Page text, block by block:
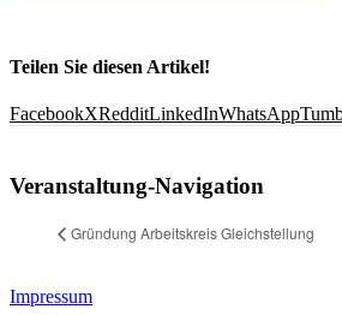
Teilen Sie diesen Artikel!
FacebookXRedditLinkedInWhatsApp
Veranstaltung-Navigation
Gründung Arbeitskreis Gleichstellung
Impressum